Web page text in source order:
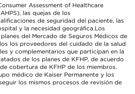
Assessment of Healthcare
las quejas de los
de seguridad del paciente, las
y la necesidad geográfica.Los
del Mercado de Seguros Médicos de
los proveedores del cuidado de la salud
y complementarios que participan en la
de los planes de KFHP, de acuerdo
cobertura de KFHP de los miembros.
médico de Kaiser Permanente y los
los mismos procesos de revisión de